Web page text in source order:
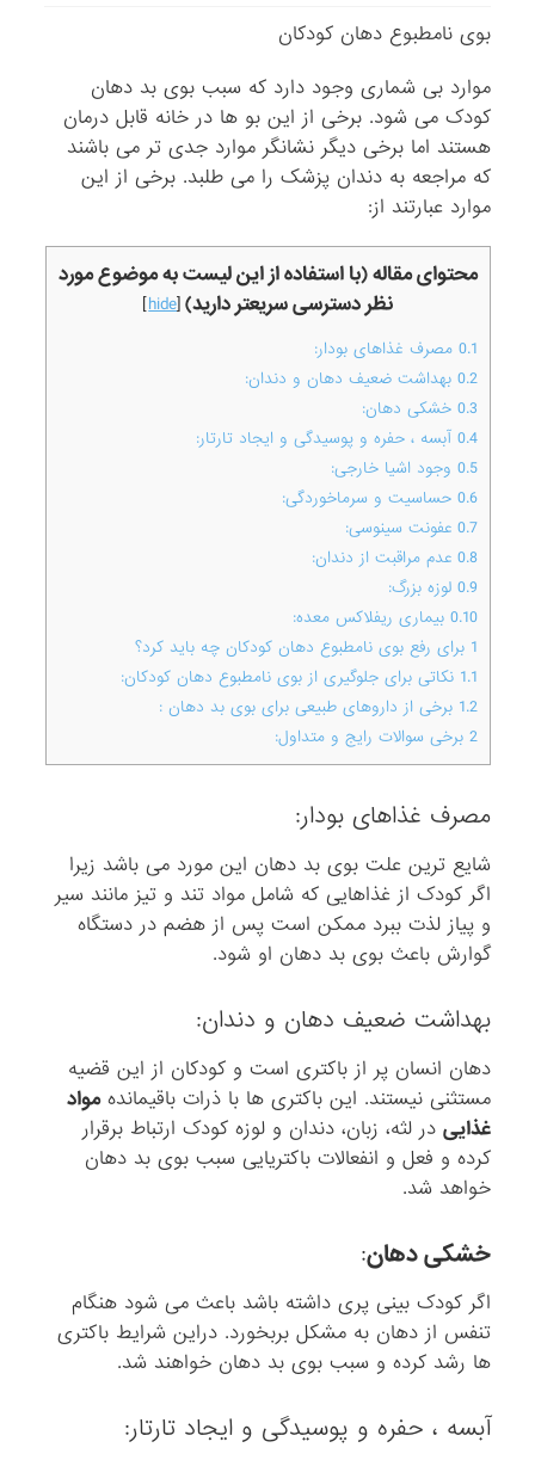
بوی نامطبوع دهان کودکان
موارد بی شماری وجود دارد که سبب بوی بد دهان
کودک می شود. برخی از این بو ها در خانه قابل درمان
هستند اما برخی دیگر نشانگر موارد جدی تر می باشند
که مراجعه به دندان پزشک را می طلبد. برخی از این
موارد عبارتند از:
محتوای مقاله (با استفاده از این لیست به موضوع مورد
نظر دسترسی سریعتر دارید)[
hide
]
0.1 مصرف غذاهای بودار:
0.2 بهداشت ضعیف دهان و دندان:
0.3 خشکی دهان:
0.4 آبسه ، حفره و پوسیدگی و ایجاد تارتار:
0.5 وجود اشیا خارجی:
0.6 حساسیت و سرماخوردگی:
0.7 عفونت سینوسی:
0.8 عدم مراقبت از دندان:
0.9 لوزه بزرگ:
0.10 بیماری ریفلاکس معده:
1 برای رفع بوی نامطبوع دهان کودکان چه باید کرد؟
1.1 نکاتی برای جلوگیری از بوی نامطبوع دهان کودکان:
1.2 برخی از داروهای طبیعی برای بوی بد دهان :
2 برخی سوالات رایج و متداول:
مصرف غذاهای بودار:
شایع ترین علت بوی بد دهان این مورد می باشد زیرا
اگر کودک از غذاهایی که شامل مواد تند و تیز مانند سیر
و پیاز لذت ببرد ممکن است پس از هضم در دستگاه
گوارش باعث بوی بد دهان او شود.
بهداشت ضعیف دهان و دندان:
دهان انسان پر از باکتری است و کودکان از این قضیه
مستثنی نیستند. این باکتری ها با ذرات باقیماندهمواد
غذایی در لثه، زبان، دندان و لوزه کودک ارتباط برقرار
کرده و فعل و انفعالات باکتریایی سبب بوی بد دهان
خواهد شد.
خشکی دهان:
اگر کودک بینی پری داشته باشد باعث می شود هنگام
تنفس از دهان به مشکل بربخورد. دراین شرایط باکتری
ها رشد کرده و سبب بوی بد دهان خواهند شد.
آبسه ، حفره و پوسیدگی و ایجاد تارتار: